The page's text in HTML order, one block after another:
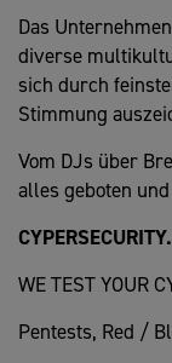
Das
diverse
sich durch
Stimmung
Vom DJs über
alles geboten
WE TEST YOUR
Pentests, Red /